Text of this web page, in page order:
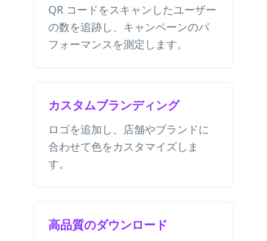
QR コードをスキャンしたユーザー
の数を追跡し、キャンペーンのパ
フォーマンスを測定します。
カスタムブランディング
ロゴを追加し、店舗やブランドに
合わせて色をカスタマイズしま
す。
高品質のダウンロード